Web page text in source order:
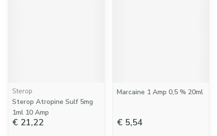
Sterop
Sterop Atropine Sulf 5mg
1ml 10 Amp
€ 21,22
Marcaine 1 Amp 0,5 % 20ml
€ 5,54